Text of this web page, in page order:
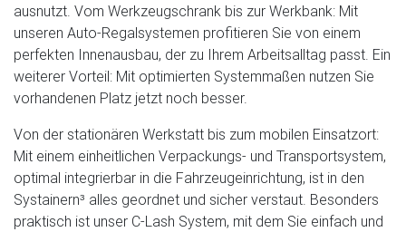
ausnutzt. Vom Werkzeugschrank bis zur Werkbank: Mit
unseren Auto-Regalsystemen profitieren Sie von einem
perfekten Innenausbau, der zu Ihrem Arbeitsalltag passt. Ein
weiterer Vorteil: Mit optimierten Systemmaßen nutzen Sie
vorhandenen Platz jetzt noch besser.
Von der stationären Werkstatt bis zum mobilen Einsatzort:
Mit einem einheitlichen Verpackungs- und Transportsystem,
optimal integrierbar in die Fahrzeugeinrichtung, ist in den
Systainern³ alles geordnet und sicher verstaut. Besonders
praktisch ist unser C-Lash System, mit dem Sie einfach und